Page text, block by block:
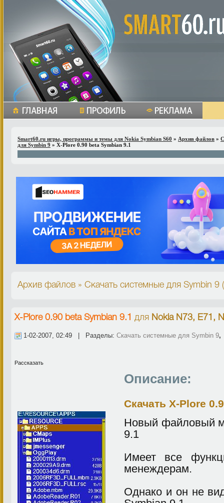
Smart60.ru игры, программы и темы для Nokia Symbian S60 » Архив файлов »
для Symbin 9 » X-Plore 0.90 beta Symbian 9.1
Архив файлов » Скачать системные для Symbin 9
X-Plore 0.90 beta Symbian 9.1 для Nokia N73, E71,
1-02-2007, 02:49 | Разделы: Скачать системные для Symbin 9
Рассказать
Описание:
Скачать X-Plore
Новый файловый
9.1
Имеет все
менеждерам.
Однако и он не